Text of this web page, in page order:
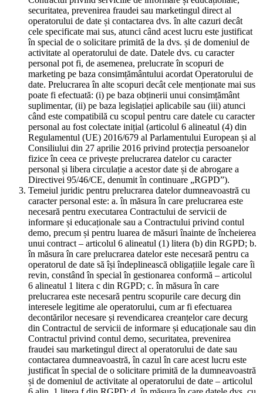
securitatea, prevenirea fraudei sau marketingul direct al
operatorului de date și contactarea dvs. în alte cazuri decât
cele specificate mai sus, atunci când acest lucru este justificat
în special de o solicitare primită de la dvs. și de domeniul de
activitate al operatorului de date. Datele dvs. cu caracter
personal pot fi, de asemenea, prelucrate în scopuri de
marketing pe baza consimțământului acordat Operatorului de
date. Prelucrarea în alte scopuri decât cele menționate mai sus
poate fi efectuată: (i) pe baza obținerii unui consimțământ
suplimentar, (ii) pe baza legislației aplicabile sau (iii) atunci
când este compatibilă cu scopul pentru care datele cu caracter
personal au fost colectate inițial (articolul 6 alineatul (4) din
Regulamentul (UE) 2016/679 al Parlamentului European și al
Consiliului din 27 aprilie 2016 privind protecția persoanelor
fizice în ceea ce privește prelucrarea datelor cu caracter
personal și libera circulație a acestor date și de abrogare a
Directivei 95/46/CE, denumit în continuare „RGPD”).
Temeiul juridic pentru prelucrarea datelor dumneavoastră cu
caracter personal este: a. în măsura în care prelucrarea este
necesară pentru executarea Contractului de servicii de
informare și educaționale sau a Contractului privind contul
demo, precum și pentru luarea de măsuri înainte de încheierea
unui contract – articolul 6 alineatul (1) litera (b) din RGPD; b.
în măsura în care prelucrarea datelor este necesară pentru ca
operatorul de date să își îndeplinească obligațiile legale care îi
revin, constând în special în gestionarea conformă – articolul
6 alineatul 1 litera c din RGPD; c. în măsura în care
prelucrarea este necesară pentru scopurile care decurg din
interesele legitime ale operatorului, cum ar fi efectuarea
decontărilor necesare și revendicarea creanțelor care decurg
din Contractul de servicii de informare și educaționale sau din
Contractul privind contul demo, securitatea, prevenirea
fraudei sau marketingul direct al operatorului de date sau
contactarea dumneavoastră, în cazul în care acest lucru este
justificat în special de o solicitare primită de la dumneavoastră
și de domeniul de activitate al operatorului de date – articolul